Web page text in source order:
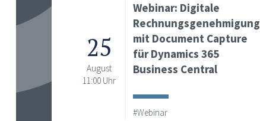
25
August
11:00 Uhr
Webinar: Digitale
Rechnungsgenehmigung
mit Document Capture
für Dynamics 365
Business Central
#Webinar